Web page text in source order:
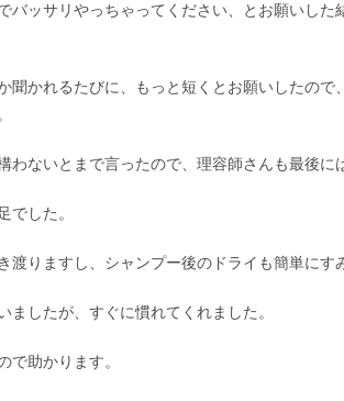
バッサリやっちゃってください、とお願いし
聞かれるたびに、もっと短くとお願いしたの
わないとまで言ったので、理容師さんも最後に
でした。
渡りますし、シャンプー後のドライも簡単にす
ましたが、すぐに慣れてくれました。
で助かります。